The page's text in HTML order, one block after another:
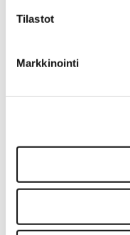
Tilastot
Markkinointi
GNS-1-CHE